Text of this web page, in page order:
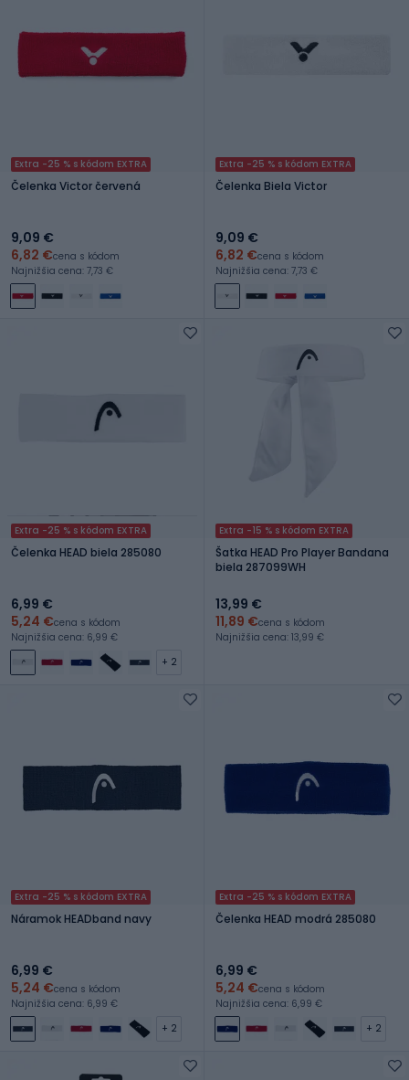
Extra -25 % s kódom EXTRA
Čelenka Victor červená
9,09 €
6,82 €cena s kódom
Najnižšia cena: 7,73 €
Extra -25 % s kódom EXTRA
Čelenka Biela Victor
9,09 €
6,82 €cena s kódom
Najnižšia cena: 7,73 €
Extra -25 % s kódom EXTRA
Čelenka HEAD biela 285080
6,99 €
5,24 €cena s kódom
Najnižšia cena: 6,99 €
+ 2
Extra -15 % s kódom EXTRA
Šatka HEAD Pro Player Bandana
biela 287099WH
13,99 €
11,89 €cena s kódom
Najnižšia cena: 13,99 €
Extra -25 % s kódom EXTRA
Náramok HEADband navy
6,99 €
5,24 €cena s kódom
Najnižšia cena: 6,99 €
+ 2
Extra -25 % s kódom EXTRA
Čelenka HEAD modrá 285080
6,99 €
5,24 €cena s kódom
Najnižšia cena: 6,99 €
+ 2